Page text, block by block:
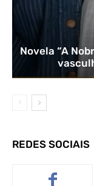
Novela “A
REDES SOCIAIS